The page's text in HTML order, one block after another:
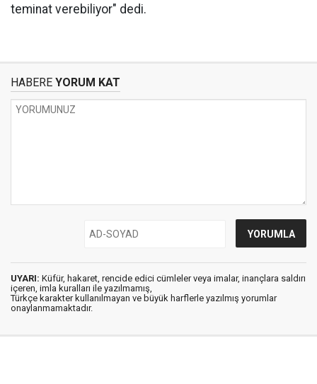
teminat verebiliyor" dedi.
HABERE YORUM KAT
UYARI: Küfür, hakaret, rencide edici cümleler veya imalar, inançlara saldırı
içeren, imla kuralları ile yazılmamış,
Türkçe karakter kullanılmayan ve büyük harflerle yazılmış yorumlar
onaylanmamaktadır.